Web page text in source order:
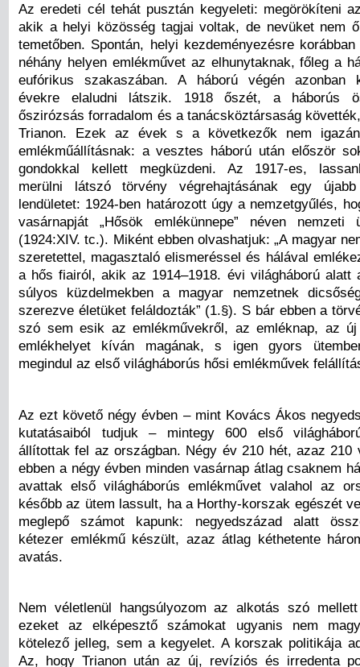
Az eredeti cél tehát pusztán kegyeleti: megörökíteni
akik a helyi közösség tagjai voltak, de nevüket nem
temetőben. Spontán, helyi kezdeményezésre
néhány helyen emlékművet az elhunytaknak, főleg a
eufórikus szakaszában. A háború végén azonban
évekre elaludni látszik. 1918 őszét, a háborús
őszirózsás forradalom és a tanácsköztársaság
Trianon. Ezek az évek s a következők nem
emlékműállításnak: a vesztes háború után először
gondokkal kellett megküzdeni. Az 1917-es,
merülni látszó törvény végrehajtásának egy
lendületet: 1924-ben határozott úgy a nemzetgyűlés,
vasárnapját „Hősök emlékünnepe” néven nemzeti
(1924:XIV. tc.). Miként ebben olvashatjuk: „A magyar
szeretettel, magasztaló elismeréssel és hálával
a hős fiairól, akik az 1914–1918. évi világháború alatt
súlyos küzdelmekben a magyar nemzetnek
szerezve életüket feláldozták” (1.§). S bár ebben a
szó sem esik az emlékművekről, az emléknap, az új
emlékhelyet kíván magának, s igen gyors
megindul az első világháborús hősi emlékművek
Az ezt követő négy évben – mint Kovács Ákos
kutatásaiból tudjuk – mintegy 600 első
állítottak fel az országban. Négy év 210 hét, azaz 210
ebben a négy évben minden vasárnap átlag csaknem
avattak első világháborús emlékművet valahol az
később az ütem lassult, ha a Horthy-korszak egészét
meglepő számot kapunk: negyedszázad alatt
kétezer emlékmű készült, azaz átlag kéthetente
avatás.
Nem véletlenül hangsúlyozom az alkotás szó
ezeket az elképesztő számokat ugyanis nem
kötelező jelleg, sem a kegyelet. A korszak politikája
Az, hogy Trianon után az új, revíziós és irredenta